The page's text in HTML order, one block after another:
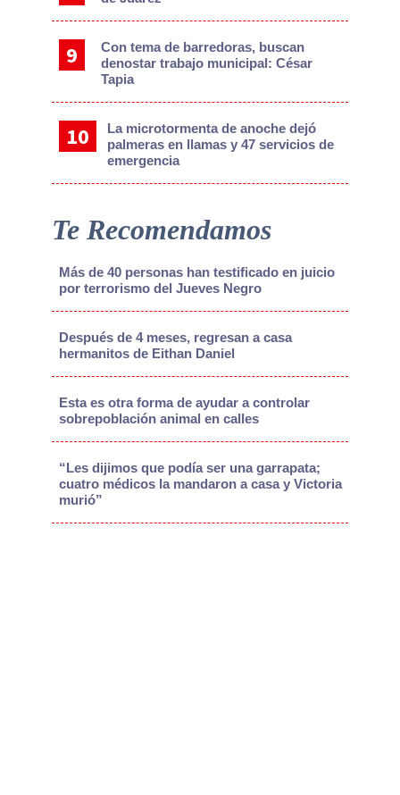
Con tema de barredoras, buscan
denostar trabajo municipal: César
Tapia
La microtormenta de anoche dejó
palmeras en llamas y 47 servicios de
emergencia
Te Recomendamos
Más de 40 personas han testificado en juicio
por terrorismo del Jueves Negro
Después de 4 meses, regresan a casa
hermanitos de Eithan Daniel
Esta es otra forma de ayudar a controlar
sobrepoblación animal en calles
“Les dijimos que podía ser una garrapata;
cuatro médicos la mandaron a casa y Victoria
murió”